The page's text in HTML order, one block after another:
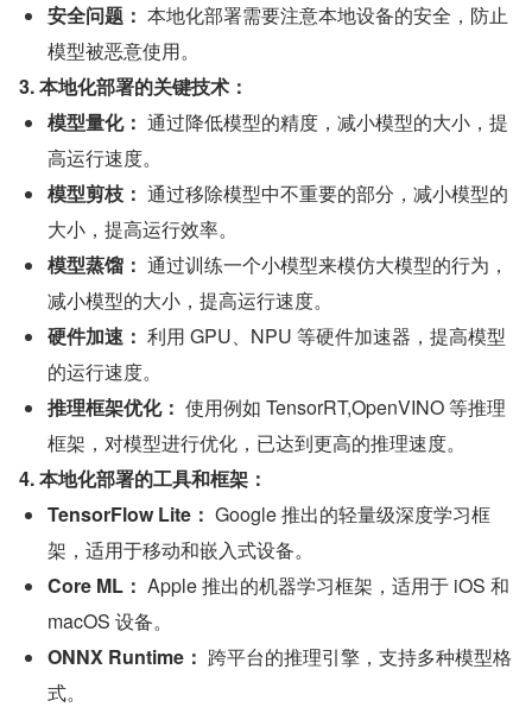
安全问题： 本地化部署需要注意本地设备的安全，防止
模型被恶意使用。
3. 本地化部署的关键技术：
模型量化： 通过降低模型的精度，减小模型的大小，提
高运行速度。
模型剪枝： 通过移除模型中不重要的部分，减小模型的
大小，提高运行效率。
模型蒸馏： 通过训练一个小模型来模仿大模型的行为，
减小模型的大小，提高运行速度。
硬件加速： 利用 GPU、NPU 等硬件加速器，提高模型
的运行速度。
推理框架优化： 使用例如 TensorRT,OpenVINO 等推理
框架，对模型进行优化，已达到更高的推理速度。
4. 本地化部署的工具和框架：
TensorFlow Lite： Google 推出的轻量级深度学习框
架，适用于移动和嵌入式设备。
Core ML： Apple 推出的机器学习框架，适用于 iOS 和
macOS 设备。
ONNX Runtime： 跨平台的推理引擎，支持多种模型格
式。